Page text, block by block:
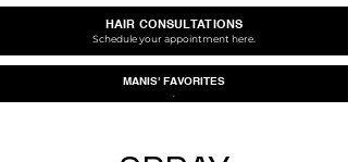
HAIR CONSULTATIONS
Schedule your appointment here.
MANIS' FAVORITES
.